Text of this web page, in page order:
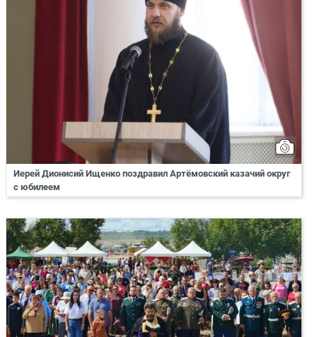
Иерей Дионисий Ищенко поздравил Артёмовский казачий округ
с юбилеем